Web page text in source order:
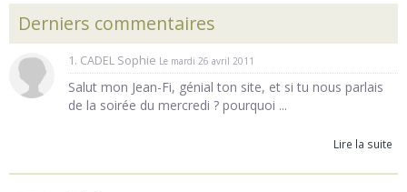
Derniers commentaires
1. CADEL Sophie Le mardi 26 avril 2011
Salut mon Jean-Fi, génial ton site, et si tu nous parlais
de la soirée du mercredi ? pourquoi ...
Lire la suite